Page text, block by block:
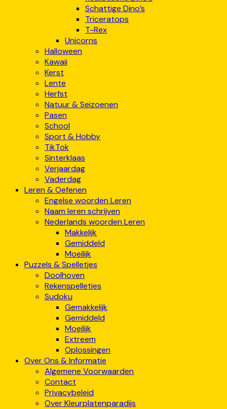
Schattige Dino’s
Triceratops
T-Rex
Unicorns
Halloween
Kawaii
Kerst
Lente
Herfst
Natuur & Seizoenen
Pasen
School
Sport & Hobby
TikTok
Sinterklaas
Verjaardag
Vaderdag
Leren & Oefenen
Engelse woorden Leren
Naam leren schrijven
Nederlands woorden Leren
Makkelijk
Gemiddeld
Moeilijk
Puzzels & Spelletjes
Doolhoven
Rekenspelletjes
Sudoku
Gemakkelijk
Gemiddeld
Moeilijk
Extreem
Oplossingen
Over Ons & Informatie
Algemene Voorwaarden
Contact
Privacybeleid
Over Kleurplatenparadijs